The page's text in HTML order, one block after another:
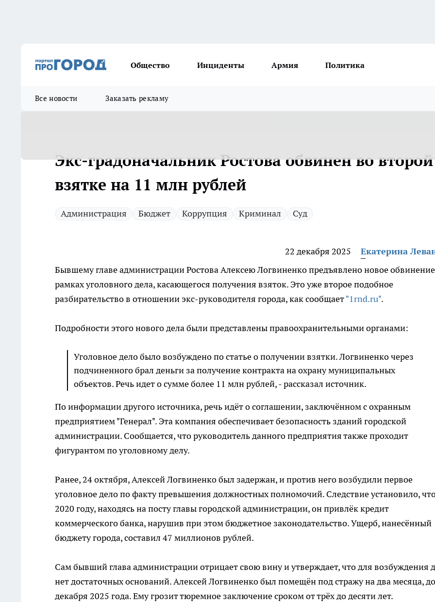
Общество Инциденты Армия Политика
Все новости Заказать рекламу
Экс-градоначальник Ростова обвинен во второй
взятке на 11 млн рублей
Администрация Бюджет Коррупция Криминал Суд
22 декабря 2025
Екатерина
Бывшему главе администрации Ростова Алексею Логвиненко предъявлено новое
рамках уголовного дела, касающегося получения взяток. Это уже второе подобное
разбирательство в отношении экс-руководителя города, как сообщает"1rnd.ru".
Подробности этого нового дела были представлены правоохранительными органами:
Уголовное дело было возбуждено по статье о получении взятки. Логвиненко через
подчиненного брал деньги за получение контракта на охрану муниципальных
объектов. Речь идет о сумме более 11 млн рублей, - рассказал источник.
По информации другого источника, речь идёт о соглашении, заключённом с охранным
предприятием "Генерал". Эта компания обеспечивает безопасность зданий городской
администрации. Сообщается, что руководитель данного предприятия также проходит
фигурантом по уголовному делу.
Ранее, 24 октября, Алексей Логвиненко был задержан, и против него возбудили первое
уголовное дело по факту превышения должностных полномочий. Следствие установило,
2020 году, находясь на посту главы городской администрации, он привлёк кредит
коммерческого банка, нарушив при этом бюджетное законодательство. Ущерб, нанесённый
бюджету города, составил 47 миллионов рублей.
Сам бывший глава администрации отрицает свою вину и утверждает, что для возбуждения
нет достаточных оснований. Алексей Логвиненко был помещён под стражу на два месяца,
декабря 2025 года. Ему грозит тюремное заключение сроком от трёх до десяти лет.